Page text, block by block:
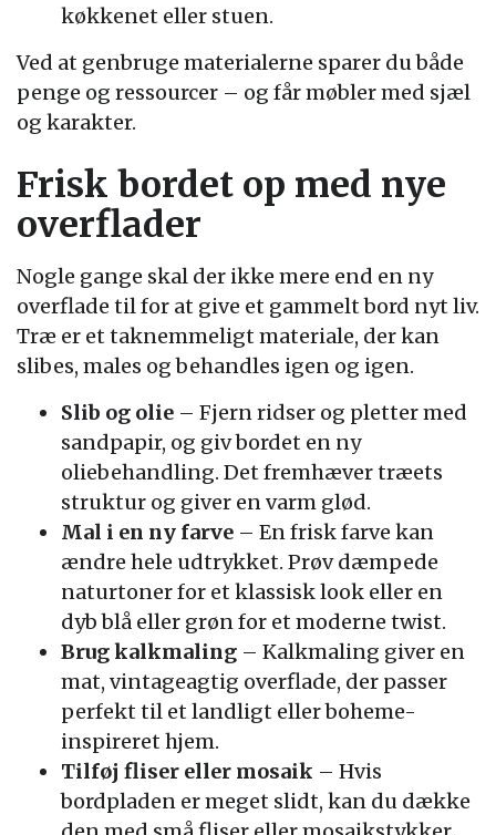
køkkenet eller stuen.
Ved at genbruge materialerne sparer du både
penge og ressourcer – og får møbler med sjæl
og karakter.
Frisk bordet op med nye
overflader
Nogle gange skal der ikke mere end en ny
overflade til for at give et gammelt bord nyt liv.
Træ er et taknemmeligt materiale, der kan
slibes, males og behandles igen og igen.
Slib og olie – Fjern ridser og pletter med
sandpapir, og giv bordet en ny
oliebehandling. Det fremhæver træets
struktur og giver en varm glød.
Mal i en ny farve – En frisk farve kan
ændre hele udtrykket. Prøv dæmpede
naturtoner for et klassisk look eller en
dyb blå eller grøn for et moderne twist.
Brug kalkmaling – Kalkmaling giver en
mat, vintageagtig overflade, der passer
perfekt til et landligt eller boheme-
inspireret hjem.
Tilføj fliser eller mosaik – Hvis
bordpladen er meget slidt, kan du dække